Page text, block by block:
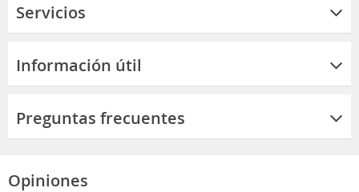
Servicios
Información útil
Preguntas frecuentes
Opiniones